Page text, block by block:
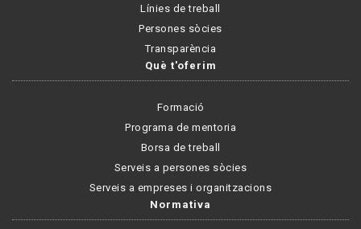
Línies de treball
Persones sòcies
Transparència
Què t'oferim
Formació
Programa de mentoria
Borsa de treball
Serveis a persones sòcies
Serveis a empreses i organitzacions
Normativa